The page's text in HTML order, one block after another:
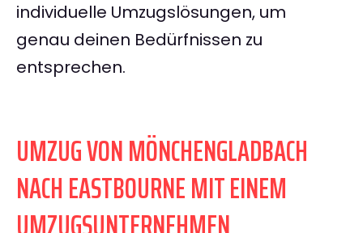
individuelle Umzugslösungen, um
genau deinen Bedürfnissen zu
entsprechen.
UMZUG VON MÖNCHENGLADBACH
NACH EASTBOURNE MIT EINEM